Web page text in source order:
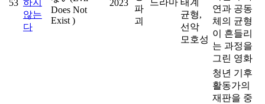
53
않는
다
Does Not
Exist )
2023
파
괴
균형,
선악
모호성
연과 공동
체의 균형
이 흔들리
는 과정을
그린 영화
청년 기후
활동가의
재판을 중